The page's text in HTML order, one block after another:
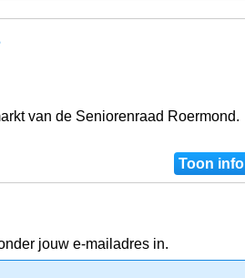
van de Seniorenraad Roermond.
Toon info
jouw e-mailadres in.